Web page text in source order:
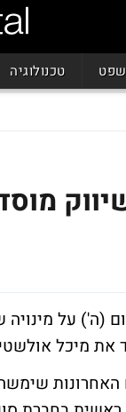
טכנולוגיה
(ה') על
את מיכל
רב בענף שוק ההון.